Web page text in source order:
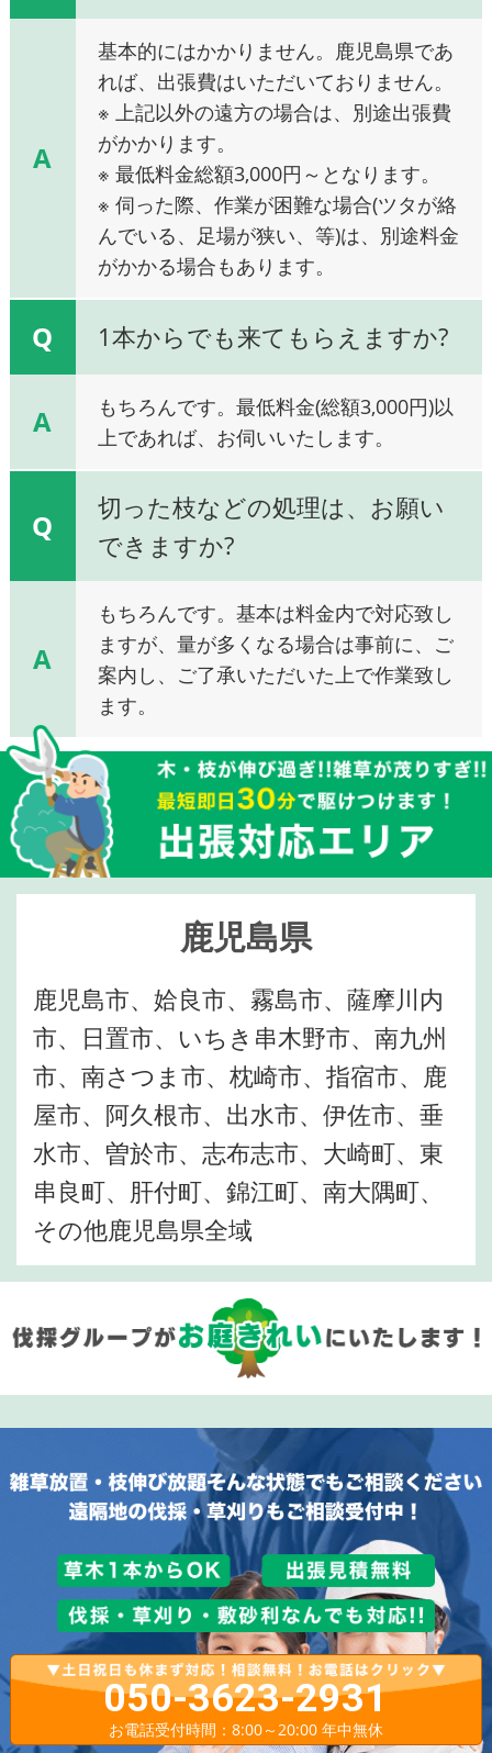
A
基本的にはかかりません。鹿児島県であ
れば、出張費はいただいておりません。
※ 上記以外の遠方の場合は、別途出張費
がかかります。
※ 最低料金総額3,000円～となります。
※ 伺った際、作業が困難な場合(ツタが絡
んでいる、足場が狭い、等)は、別途料金
がかかる場合もあります。
Q 1本からでも来てもらえますか?
A
もちろんです。最低料金(総額3,000円)以
上であれば、お伺いいたします。
Q
切った枝などの処理は、お願い
できますか?
A
もちろんです。基本は料金内で対応致し
ますが、量が多くなる場合は事前に、ご
案内し、ご了承いただいた上で作業致し
ます。
鹿児島県
鹿児島市、姶良市、霧島市、薩摩川内
市、日置市、いちき串木野市、南九州
市、南さつま市、枕崎市、指宿市、鹿
屋市、阿久根市、出水市、伊佐市、垂
水市、曽於市、志布志市、大崎町、東
串良町、肝付町、錦江町、南大隅町、
その他鹿児島県全域
050-3623-2931
お電話受付時間：8:00～20:00 年中無休